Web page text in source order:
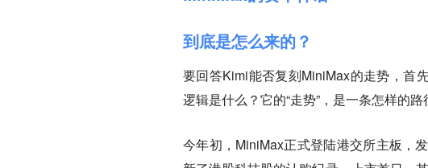
到底是怎么来的？
要回答Kimi能否复刻MiniMax的走势，首
逻辑是什么？它的“走势”，是一条怎样的路
今年初，MiniMax正式登陆港交所主板，